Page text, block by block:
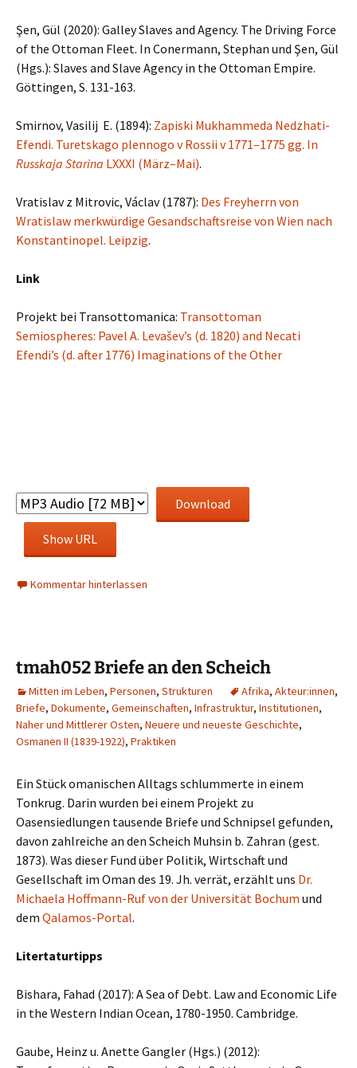
Şen, Gül (2020): Galley Slaves and Agency. The Driving Force
of the Ottoman Fleet. In Conermann, Stephan und Şen, Gül
(Hgs.): Slaves and Slave Agency in the Ottoman Empire.
Göttingen, S. 131-163.
Smirnov, Vasilij E. (1894): Zapiski Mukhammeda Nedzhati-
Efendi. Turetskago plennogo v Rossii v 1771–1775 gg. In
Russkaja Starina LXXXI (März–Mai).
Vratislav z Mitrovic, Václav (1787): Des Freyherrn von
Wratislaw merkwürdige Gesandschaftsreise von Wien nach
Konstantinopel. Leipzig.
Link
Projekt bei Transottomanica: Transottoman
Semiospheres: Pavel A. Levašev’s (d. 1820) and Necati
Efendi’s (d. after 1776) Imaginations of the Other
Download
Show URL
Kommentar hinterlassen
tmah052 Briefe an den Scheich
Mitten im Leben, Personen, Strukturen Afrika, Akteur:innen,
Briefe, Dokumente, Gemeinschaften, Infrastruktur, Institutionen,
Naher und Mittlerer Osten, Neuere und neueste Geschichte,
Osmanen II (1839-1922), Praktiken
Ein Stück omanischen Alltags schlummerte in einem
Tonkrug. Darin wurden bei einem Projekt zu
Oasensiedlungen tausende Briefe und Schnipsel gefunden,
davon zahlreiche an den Scheich Muhsin b. Zahran (gest.
1873). Was dieser Fund über Politik, Wirtschaft und
Gesellschaft im Oman des 19. Jh. verrät, erzählt uns Dr.
Michaela Hoffmann-Ruf von der Universität Bochum und
dem Qalamos-Portal.
Litertaturtipps
Bishara, Fahad (2017): A Sea of Debt. Law and Economic Life
in the Western Indian Ocean, 1780-1950. Cambridge.
Gaube, Heinz u. Anette Gangler (Hgs.) (2012):